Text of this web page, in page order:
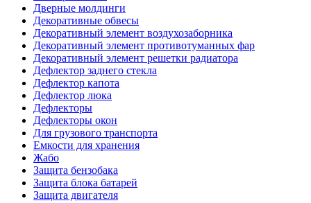
Дверные молдинги
Декоративные обвесы
Декоративный элемент воздухозаборника
Декоративный элемент противотуманных фар
Декоративный элемент решетки радиатора
Дефлектор заднего стекла
Дефлектор капота
Дефлектор люка
Дефлекторы
Дефлекторы окон
Для грузового транспорта
Емкости для хранения
Жабо
Защита бензобака
Защита блока батарей
Защита двигателя